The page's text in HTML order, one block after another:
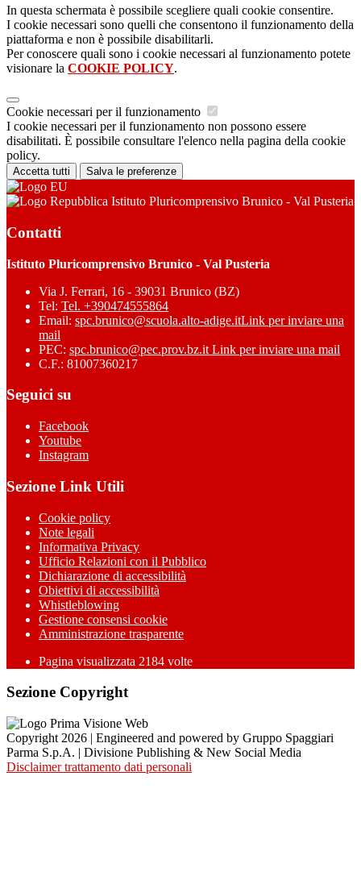
In questa schermata è possibile scegliere quali cookie consentire.
I cookie necessari sono quelli che consentono il funzionamento della
piattaforma e non è possibile disabilitarli.
Per conoscere quali sono i cookie necessari al funzionamento potete
visionare la COOKIE POLICY.
Cookie necessari per il funzionamento
I cookie necessari per il funzionamento non possono essere
disabilitati. È possibile consultare l'elenco nella pagina della cookie
policy.
Accetta tutti Salva le preferenze
Istituto Pluricomprensivo Brunico - Val Pusteria
Contatti
Istituto Pluricomprensivo Brunico - Val Pusteria
Via J. Ferrari, 16 - 39031 Brunico (BZ)
Tel: Tel. +390474555864
Email: spc.brunico@scuola.alto-adige.itLink per inviare una
mail
PEC: spc.brunico@pec.prov.bz.it Link per inviare una mail
C.F.: 81007360217
Seguici su
Facebook
Youtube
Instagram
Sezione Link Utili
Cookie policy
Note legali
Informativa Privacy
Ufficio Relazioni con il Pubblico
Dichiarazione di accessibilità
Obiettivi di accessibilità
Whistleblowing
Gestione consensi cookie
Amministrazione trasparente
Pagina visualizzata 2184 volte
Sezione Copyright
Copyright 2026 | Engineered and powered by Gruppo Spaggiari
Parma S.p.A. | Divisione Publishing & New Social Media
Disclaimer trattamento dati personali